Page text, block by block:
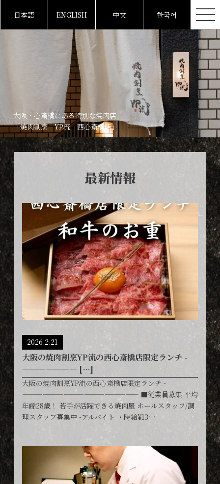
日本語 ENGLISH 中文 한국어
大阪・心斎橋にある特別な焼肉店
「焼肉割烹 YP流 西心斎橋店」
最新情報
2026.2.21
大阪の焼肉割烹YP流の西心斎橋店限定ランチ -
——————— […]
大阪の焼肉割烹YP流の西心斎橋店限定ランチ -
————————————————— ■従業員募集 平均
年齢28歳！ 若手が活躍できる焼肉屋 ホールスタッフ/調
理スタッフ募集中 -アルバイト ・時給¥13…